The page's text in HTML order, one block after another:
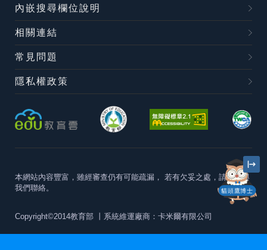
貓頭鷹博士
內嵌搜尋欄位說明
相關連結
常見問題
隱私權政策
本網站內容豐富，雖經審查仍有可能疏漏， 若有欠妥之處，請隨時與
我們聯絡。
Copyright©2014教育部 丨系統維運廠商：卡米爾有限公司